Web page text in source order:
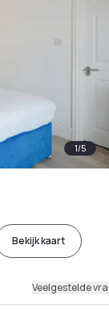
1/5
Bekijk kaart
Veelgestelde